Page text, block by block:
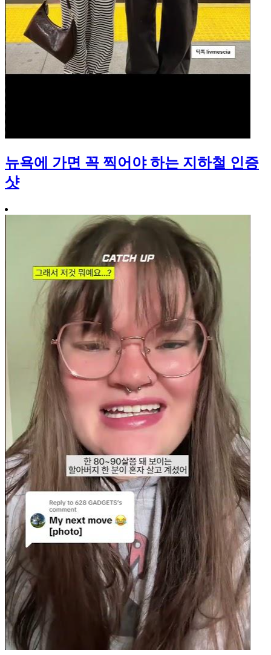
뉴욕에 가면 꼭 찍어야 하는 지하철 인증
샷